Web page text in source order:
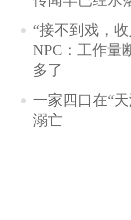
“接不到戏，
NPC：工作量
多了
一家四口在“
溺亡